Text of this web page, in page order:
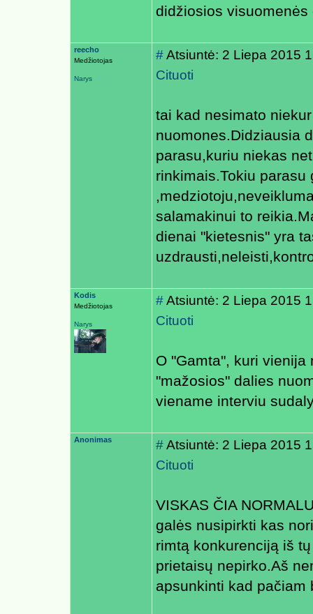
didžiosios
reecho
Medžiotojas
Narys
#Atsiuntė: 2 Liepa 2015
Cituoti
tai kad nesimato
nuomones.Didziausia
parasu,kuriu niekas
rinkimais.Tokiu
salamakinui to
dienai "kietesnis" yra
Kodis
Medžiotojas
Narys
#Atsiuntė: 2 Liepa 2015
Cituoti
O "Gamta", kuri
"mažosios" dalies
viename interviu
Anonimas #Atsiuntė: 2 Liepa 2015
Cituoti
VISKAS ČIA
galės nusipirkti kas
rimtą konkurenciją iš
prietaisų nepirko.Aš
apsunkinti kad pačiam